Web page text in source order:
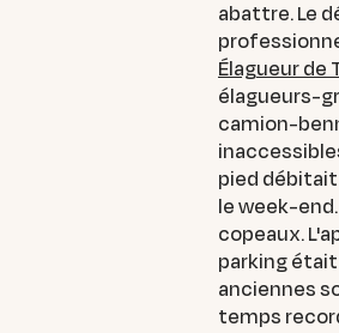
abattre. Le
Élagueur de
élagueurs-
camion-
pied
le week-
copeaux.
parking
anciennes
temps